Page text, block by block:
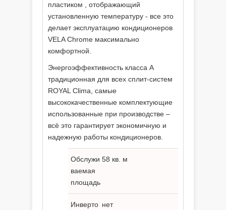
пластиком , отображающий
установленную температуру - все это
делает эксплуатацию кондиционеров
VELA Chrome максимально
комфортной.
Энергоэффективность класса А
традиционная для всех сплит-систем
ROYAL Clima, самые
высококачественные комплектующие
использованные при производстве –
всё это гарантирует экономичную и
надежную работы кондиционеров.
Обслужи
ваемая
площадь
58 кв. м
Инверто нет